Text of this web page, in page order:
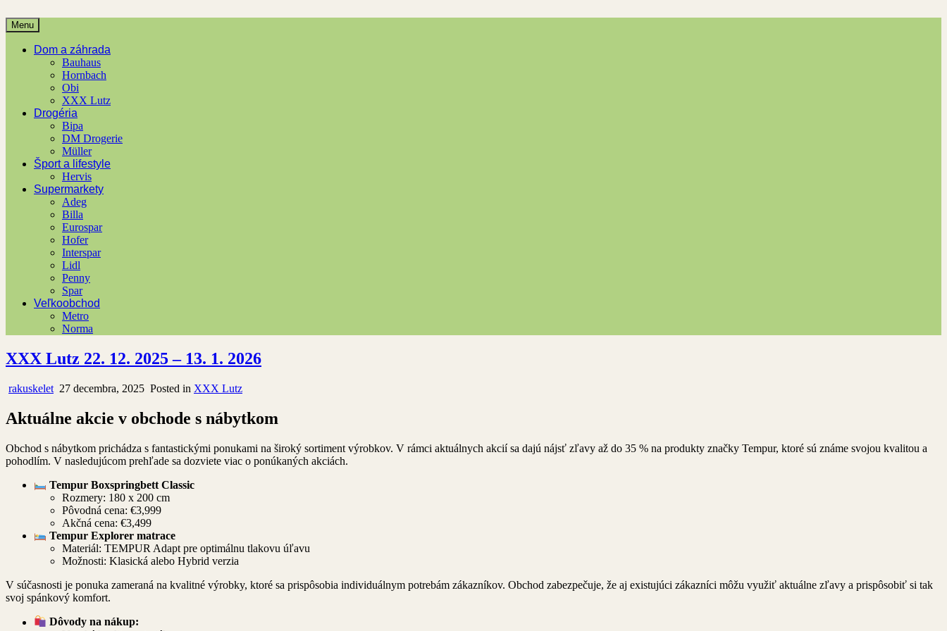
Menu
Dom a záhrada
Bauhaus
Hornbach
Obi
XXX Lutz
Drogéria
Bipa
DM Drogerie
Müller
Šport a lifestyle
Hervis
Supermarkety
Adeg
Billa
Eurospar
Hofer
Interspar
Lidl
Penny
Spar
Veľkoobchod
Metro
Norma
XXX Lutz 22. 12. 2025 – 13. 1. 2026
rakuskelet 27 decembra, 2025 Posted in XXX Lutz
Aktuálne akcie v obchode s nábytkom
Obchod s nábytkom prichádza s fantastickými ponukami na široký sortiment výrobkov. V rámci aktuálnych akcií sa dajú nájsť zľavy až do 35 % na produkty značky Tempur, ktoré sú známe svojou kvalitou a
pohodlím. V nasledujúcom prehľade sa dozviete viac o ponúkaných akciách.
Tempur Boxspringbett Classic
Rozmery: 180 x 200 cm
Pôvodná cena: €3,999
Akčná cena: €3,499
Tempur Explorer matrace
Materiál: TEMPUR Adapt pre optimálnu tlakovu úľavu
Možnosti: Klasická alebo Hybrid verzia
V súčasnosti je ponuka zameraná na kvalitné výrobky, ktoré sa prispôsobia individuálnym potrebám zákazníkov. Obchod zabezpečuje, že aj existujúci zákazníci môžu využiť aktuálne zľavy a prispôsobiť si tak
svoj spánkový komfort.
Dôvody na nákup: